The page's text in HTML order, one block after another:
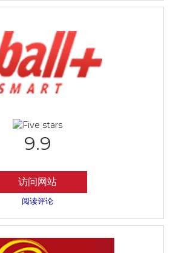
9.9
访问网站
阅读评论